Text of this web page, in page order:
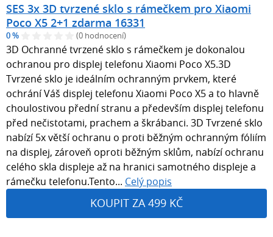
SES 3x 3D tvrzené sklo s rámečkem pro Xiaomi
Poco X5 2+1 zdarma 16331
0 % (0 hodnocení)
3D Ochranné tvrzené sklo s rámečkem je dokonalou
ochranou pro displej telefonu Xiaomi Poco X5.3D
Tvrzené sklo je ideálním ochranným prvkem, které
ochrání Váš displej telefonu Xiaomi Poco X5 a to hlavně
choulostivou přední stranu a především displej telefonu
před nečistotami, prachem a škrábanci. 3D Tvrzené sklo
nabízí 5x větší ochranu o proti běžným ochranným fóliím
na displej, zároveň oproti běžným sklům, nabízí ochranu
celého skla displeje až na hranici samotného displeje a
rámečku telefonu.Tento... Celý popis
KOUPIT ZA 499 KČ